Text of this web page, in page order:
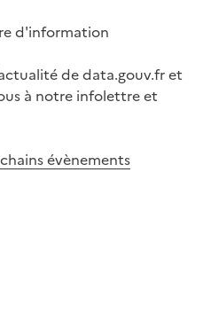
d'information
de data.gouv.fr et
à notre infolettre et
évènements